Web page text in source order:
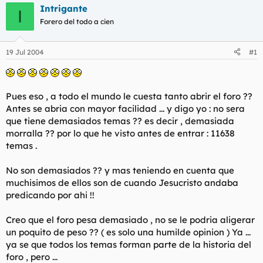
i
a
d
o
r
d
l
t
e
m
a
c
a
i
n
i
o
I Intrigante
Forero del todo a cien
19 Jul 2004 #1
Pues eso , a todo el mundo le cuesta tanto abrir el foro ??
Antes se abria con mayor facilidad ... y digo yo : no sera
que tiene demasiados temas ?? es decir , demasiada
morralla ?? por lo que he visto antes de entrar : 11638
temas .
No son demasiados ?? y mas teniendo en cuenta que
muchisimos de ellos son de cuando Jesucristo andaba
predicando por ahi !!
Creo que el foro pesa demasiado , no se le podria aligerar
un poquito de peso ?? ( es solo una humilde opinion ) Ya ...
ya se que todos los temas forman parte de la historia del
foro , pero ...